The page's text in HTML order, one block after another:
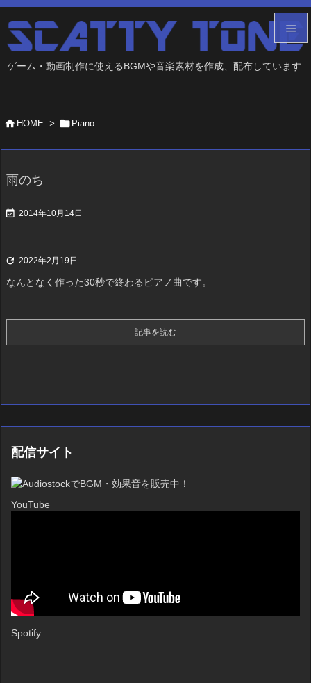
ゲーム・動画制作に使えるBGMや音楽素材を作成、配布しています

メニュ
 HOME >  Piano
雨のち
 2014年10月14日
 2022年2月19日
なんとなく作った30秒で終わるピアノ曲です。
記事を読む
配信サイト
YouTube
Spotify